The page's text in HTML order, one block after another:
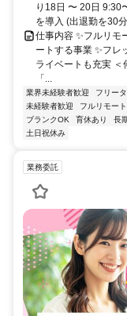
り18日 〜 20日 9:30
を導入 (出退勤を30
仕事内容 ✨フルリモ
ートする事業 ✨フレ
ライベートも充実 ＜
「...
業界未経験者歓迎 フリー
未経験者歓迎
フルリモート
ブランクOK
育休あり 長
土日祝休み
業務委託